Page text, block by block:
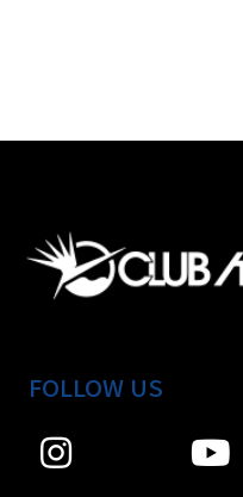
FOLLOW US